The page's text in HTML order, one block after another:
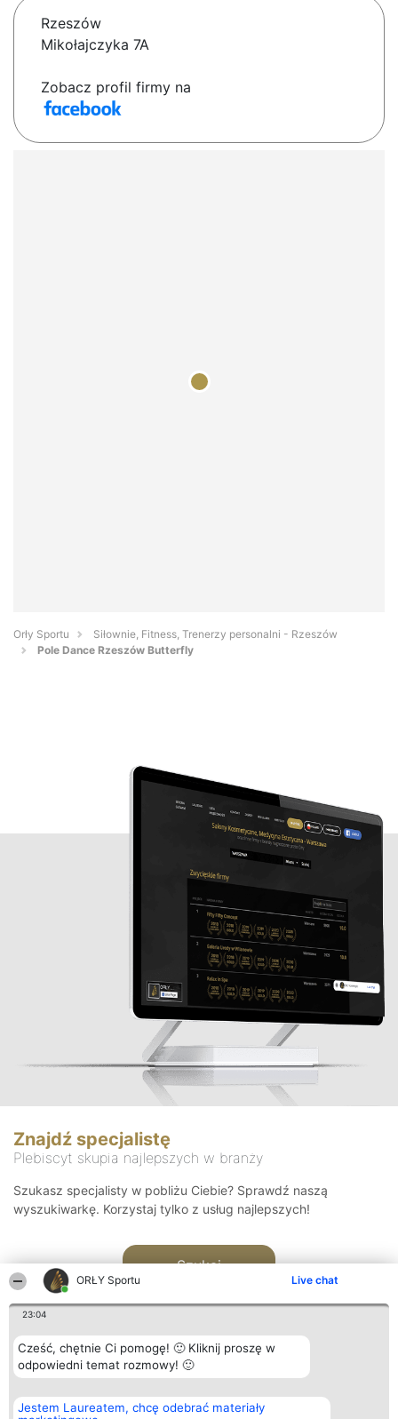
ORŁY Sportu Live chat
23:04
Cześć, chętnie Ci pomogę! 🙂 Kliknij proszę w
odpowiedni temat rozmowy! 🙂
Jestem Laureatem, chcę odebrać materiały
Rzeszów
Mikołajczyka 7A
Zobacz profil firmy na
Orły Sportu
Siłownie, Fitness, Trenerzy personalni - Rzeszów
Pole Dance Rzeszów Butterfly
Znajdź specjalistę
Plebiscyt skupia najlepszych w branży
Szukasz specjalisty w pobliżu Ciebie? Sprawdź naszą
wyszukiwarkę. Korzystaj tylko z usług najlepszych!
Szukaj
Organizator plebiscytu
Bright Side Solutions sp. z o.
Plebiscyt
Laureaci
Kontakt
Kontakt